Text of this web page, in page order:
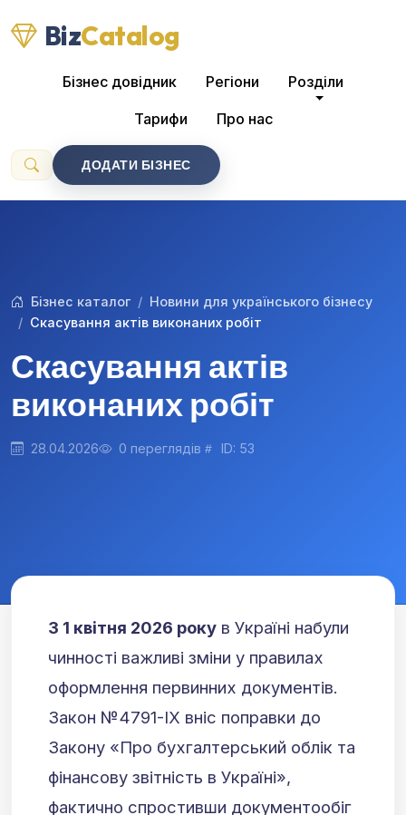
BizCatalog
Бізнес довідник Регіони Розділи
Тарифи Про нас
ДОДАТИ БІЗНЕС
Бізнес каталог
Новини для українського бізнесу
Скасування актів виконаних робіт
Скасування актів
виконаних робіт
28.04.2026 0 переглядів ID: 53
З 1 квітня 2026 року в Україні набули
чинності важливі зміни у правилах
оформлення первинних документів.
Закон №4791-IX вніс поправки до
Закону «Про бухгалтерський облік та
фінансову звітність в Україні»,
фактично спростивши документообіг